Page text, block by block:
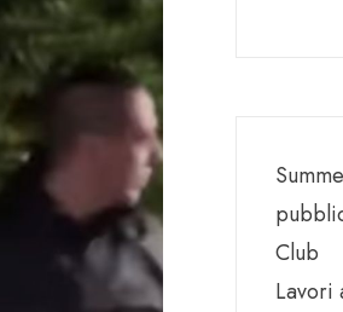
Club
Lavori